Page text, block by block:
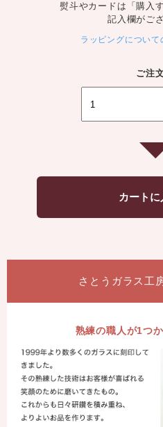
熨斗やカードは「購入
記入欄がご
ラッピングについて
ご注
さとうガラス工
熟練の職人が1つ